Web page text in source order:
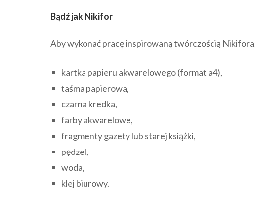
Bądź jak Nikifor
Aby wykonać pracę inspirowaną twórczością
kartka papieru akwarelowego (format a4),
taśma papierowa,
czarna kredka,
farby akwarelowe,
fragmenty gazety lub starej książki,
pędzel,
woda,
klej biurowy.